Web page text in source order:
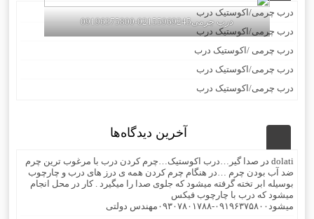
درب چرمی02155969245-09196375800
درب چرمی/اکوستیک درب
درب چرمی/اکوستیک درب
درب چرمی /اکوستیک درب
درب چرمی/اکوستیک درب
درب چرمی/اکوستیک درب
آخرین دیدگاه‌ها
dolati در صدا گیر…درب اکوستیک…چرم کردن درب با مرغوب ترین چرم
ضد آب بودن چرم …در هنگام چرم کردن همه ی درز های درب و چارچوب
بوسیله ابر تخته گرفته میشود که جلوی صدا را میگیرد . کار در محل انجام
میشود که درب با چارچوب فیکس
میشود۰۹۱۹۶۳۷۵۸۰۰-۰۹۳۰۷۸۰۱۷۸۸مهندس دولتی